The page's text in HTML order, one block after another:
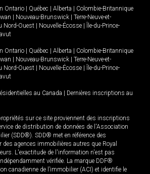
Ontario Québec Alberta
Colombie-Britannique
Nouveau-Brunswick
Terre-Neuve-et-
Nord-Ouest Nouvelle-Écosse
Île-du-Prince-
Ontario Québec Alberta
Colombie-Britannique
Nouveau-Brunswick
Terre-Neuve-et-
Nord-Ouest Nouvelle-Écosse
Île-du-Prince-
au Canada
Dernières inscriptions au
sur ce site proviennent des inscriptions
de distribution de données de l'Association
(SDD®). SDD® met en référence des
agences immobilières autres que Royal
L'exactitude de l'information n'est pas
vérifiée. La marque DDF®
canadienne de l’immobilier (ACI) et identifie le